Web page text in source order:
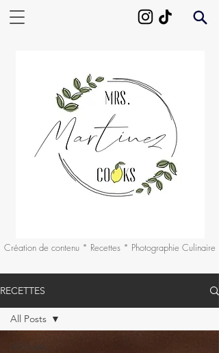
Création de contenu * Recettes * Photographie Culinaire
RECETTES
All Posts
All Posts